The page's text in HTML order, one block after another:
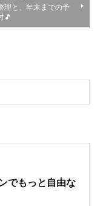
理と、年末までの予
🎵
でもっと自由な